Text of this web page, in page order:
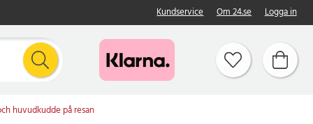
Kundservice Om 24.se Logga in
huvudkudde på resan